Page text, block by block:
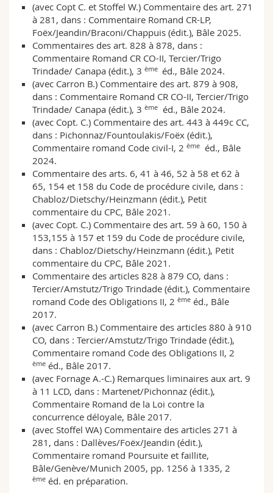
(avec Copt C. et Stoffel W.) Commentaire des art. 271
à 281, dans : Commentaire Romand CR-LP,
Foëx/Jeandin/Braconi/Chappuis (édit.), Bâle 2025.
Commentaires des art. 828 à 878, dans :
Commentaire Romand CR CO-II, Tercier/Trigo
Trindade/ Canapa (édit.), 3 ème éd., Bâle 2024.
(avec Carron B.) Commentaire des art. 879 à 908,
dans : Commentaire Romand CR CO-II, Tercier/Trigo
Trindade/ Canapa (édit.), 3 èmeéd., Bâle 2024.
(avec Copt. C.) Commentaire des art. 443 à 449c CC,
dans : Pichonnaz/Fountoulakis/Foëx (édit.),
Commentaire romand Code civil-I, 2 èmeéd., Bâle
2024.
Commentaire des arts. 6, 41 à 46, 52 à 58 et 62 à
65, 154 et 158 du Code de procédure civile, dans :
Chabloz/Dietschy/Heinzmann (édit.), Petit
commentaire du CPC, Bâle 2021.
(avec Copt. C.) Commentaire des art. 59 à 60, 150 à
153,155 à 157 et 159 du Code de procédure civile,
dans : Chabloz/Dietschy/Heinzmann (édit.), Petit
commentaire du CPC, Bâle 2021.
Commentaire des articles 828 à 879 CO, dans :
Tercier/Amstutz/Trigo Trindade (édit.), Commentaire
romand Code des Obligations II, 2 èmeéd., Bâle
2017.
(avec Carron B.) Commentaire des articles 880 à 910
CO, dans : Tercier/Amstutz/Trigo Trindade (édit.),
Commentaire romand Code des Obligations II, 2
èmeéd., Bâle 2017.
(avec Fornage A.-C.) Remarques liminaires aux art. 9
à 11 LCD, dans : Martenet/Pichonnaz (édit.),
Commentaire Romand de la Loi contre la
concurrence déloyale, Bâle 2017.
(avec Stoffel WA) Commentaire des articles 271 à
281, dans : Dallèves/Foëx/Jeandin (édit.),
Commentaire romand Poursuite et faillite,
Bâle/Genève/Munich 2005, pp. 1256 à 1335, 2
èmeéd. en préparation.